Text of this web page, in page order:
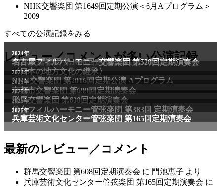
NHK交響楽団 第1649回定期公演＜6月Aプログラム＞
2009
すべての公演記録をみる
レビュー／コメントが多い公演記録
2011年
NHK交響楽団 第1706回定期公演Aプログラム
2024年
名古屋フィルハーモニー交響楽団 第520回定期演奏会
〈日本の地方文化の継承〉
2024年
NHK交響楽団 第2016回定期公演 Aプログラム
2025年
京都市交響楽団 第699回定期演奏会
2025年
群馬交響楽団 第608回定期演奏会
2025年
仙台フィルハーモニー管弦楽団 第383回 定期演奏会
2025年
兵庫芸術文化センター管弦楽団 第165回定期演奏会
最新のレビュー／コメント
群馬交響楽団 第608回定期演奏会 に 門池恵子 より
兵庫芸術文化センター管弦楽団 第165回定期演奏会 に